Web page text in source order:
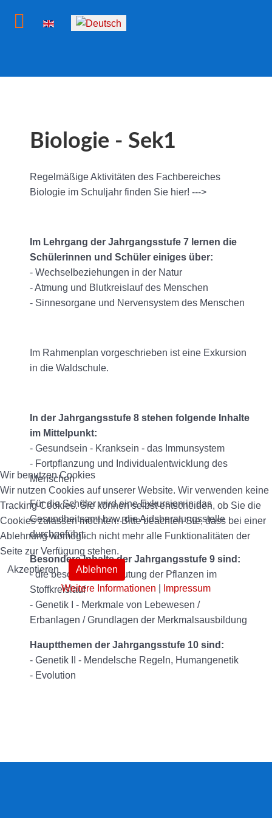
Sprache auswählen
Biologie - Sek1
Regelmäßige Aktivitäten des Fachbereiches
Biologie im Schuljahr finden Sie hier! --->
Im Lehrgang der Jahrgangsstufe 7 lernen die
Schülerinnen und Schüler einiges über:
- Wechselbeziehungen in der Natur
- Atmung und Blutkreislauf des Menschen
- Sinnesorgane und Nervensystem des Menschen
Im Rahmenplan vorgeschrieben ist eine Exkursion
in die Waldschule.
In der Jahrgangsstufe 8 stehen folgende Inhalte
im Mittelpunkt:
- Gesundsein - Kranksein - das Immunsystem
- Fortpflanzung und Individualentwicklung des
Menschen
Für die Schüler wird eine Exkursion in das
Gesundheitsamt bzw. die Aidsberatungsstelle
durchgeführt.
Besondere Inhalte der Jahrgangsstufe 9 sind:
- die besondere Bedeutung der Pflanzen im
Stoffkreislauf
- Genetik I - Merkmale von Lebewesen /
Erbanlagen / Grundlagen der Merkmalsausbildung
Hauptthemen der Jahrgangsstufe 10 sind:
- Genetik II - Mendelsche Regeln, Humangenetik
- Evolution
Wir benutzen Cookies
Wir nutzen Cookies auf unserer Website. Wir verwenden keine
Tracking Cookies. Sie können selbst entscheiden, ob Sie die
Cookies zulassen möchten. Bitte beachten Sie, dass bei einer
Ablehnung womöglich nicht mehr alle Funktionalitäten der
Seite zur Verfügung stehen.
Akzeptieren
Ablehnen
Weitere Informationen
Impressum